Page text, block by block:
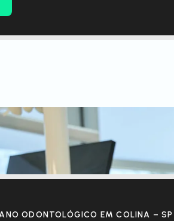
ODONTOLÓGICO EM COLINA – SP